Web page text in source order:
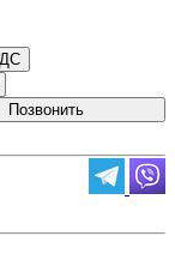
Позвонить